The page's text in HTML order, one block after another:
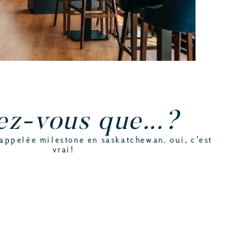
vous que...?
milestone en saskatchewan. oui, c’est
vrai!